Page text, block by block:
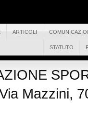
ARTICOLI
STATUTO
Mazzini,